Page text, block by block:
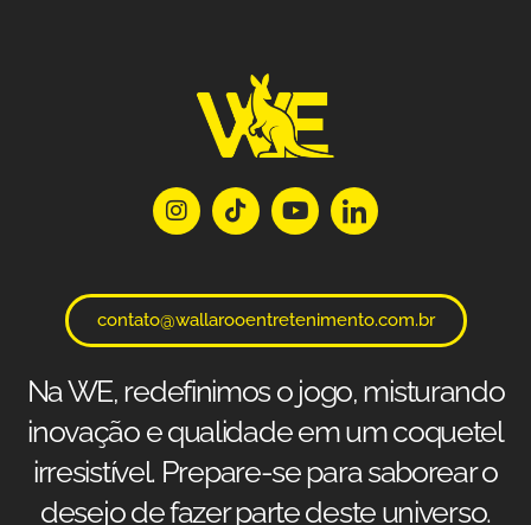
contato@wallarooentretenimento.com.br
Na WE, redefinimos o jogo, misturando
inovação e qualidade em um coquetel
irresistível. Prepare-se para saborear o
desejo de fazer parte deste universo.